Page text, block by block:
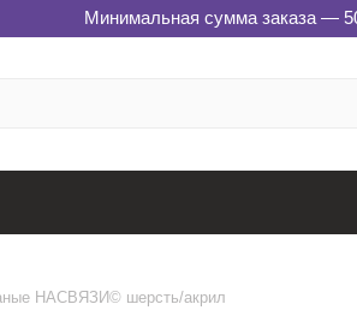
Минимальная сумма заказа —
НАСВЯЗИ© шерсть/акрил